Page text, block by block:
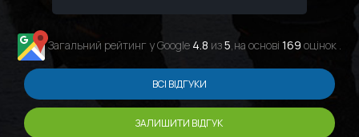
останні 10 років найкращий сервіс та
Загальний рейтинг у Google 4.8 из5,на основі 169 оцінок .
ВСІ ВІДГУКИ
ЗАЛИШИТИ ВІДГУК